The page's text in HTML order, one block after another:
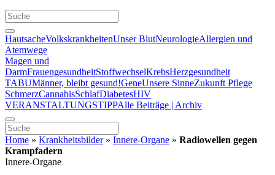
HautsacheVolkskrankheitenUnser BlutNeurologieAllergien und
Atemwege
Magen und
DarmFrauengesundheitStoffwechselKrebsHerzgesundheit
TABUMänner, bleibt gesund!GeneUnsere SinneZukunft Pflege
SchmerzCannabisSchlafDiabetesHIV
VERANSTALTUNGSTIPPAlle Beiträge | Archiv
Home » Krankheitsbilder» Innere-Organe » Radiowellen gegen
Krampfadern
Innere-Organe